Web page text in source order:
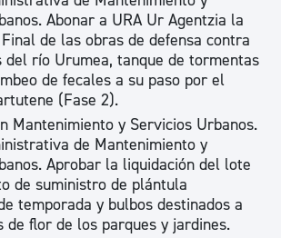
Abonar a URA Ur Agentzia la
de las obras de defensa contra
del río Urumea, tanque de tormentas
de fecales a su paso por el
(Fase 2).
Mantenimiento y Servicios Urbanos.
de Mantenimiento y
Aprobar la liquidación del lote
de suministro de plántula
temporada y bulbos destinados a
de flor de los parques y jardines.